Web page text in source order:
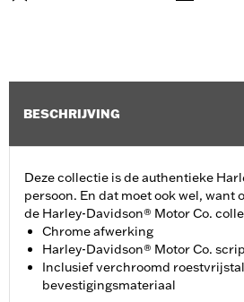
BESCHRIJVING
Deze collectie is de authentieke
persoon. En dat moet ook wel, want
de Harley-Davidson® Motor Co.
Chrome afwerking
Harley-Davidson® Motor Co.
Inclusief verchroomd
bevestigingsmateriaal